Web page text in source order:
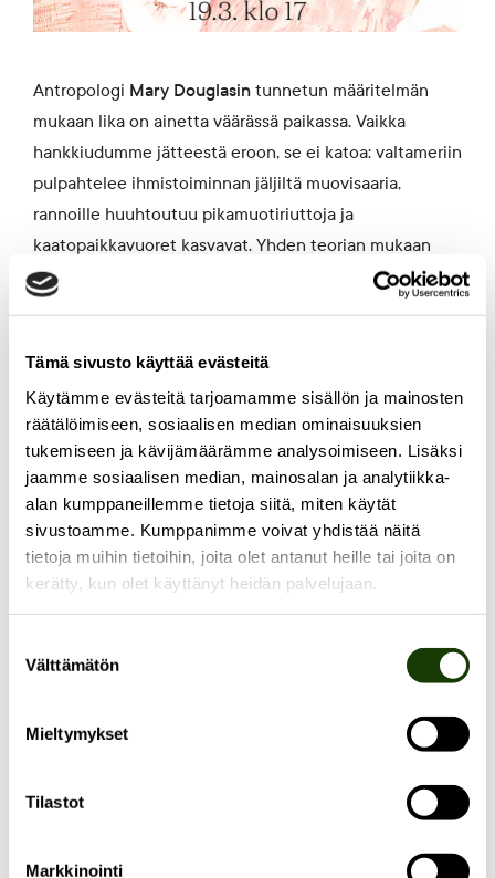
Tämä sivusto käyttää evästeitä
Käytämme evästeitä tarjoamamme sisällön ja mainosten
räätälöimiseen, sosiaalisen median ominaisuuksien
tukemiseen ja kävijämäärämme analysoimiseen. Lisäksi
jaamme sosiaalisen median, mainosalan ja analytiikka-
alan kumppaneillemme tietoja siitä, miten käytät
sivustoamme. Kumppanimme voivat yhdistää näitä
tietoja muihin tietoihin, joita olet antanut heille tai joita on
kerätty, kun olet käyttänyt heidän palvelujaan.
valinta
Välttämätön
Mieltymykset
Tilastot
Markkinointi
Antropologi Mary Douglasin tunnetun määritelmän
mukaan lika on ainetta väärässä paikassa. Vaikka
hankkiudumme jätteestä eroon, se ei katoa: valtameriin
pulpahtelee ihmistoiminnan jäljiltä muovisaaria,
rannoille huuhtoutuu pikamuotiriuttoja ja
kaatopaikkavuoret kasvavat. Yhden teorian mukaan
olemme siirtyneet kulutusyhteiskunnasta
Puistokatu 4:n suuressa jätekeskustelussa 19.3.
jätteestä keskustellaan niin filosofisella, poliittisella
kuin käytännöllisellä tasolla. Mukana ovat Puistokatu
4:n tutkijajäsen, sosiologian professori
Olli Pyyhtinen
alumnijäsenemme, toimittaja ja väitöskirjatutkijaAlma
Onali, 25 vuotta jätehuollon kehittämisen ja
rakennuttamisen projektipäällikkönä HSY:llä
työskennellytKirsi Karhusekä Puistokadun kirjastossa
samana iltana aukeavan Constellations-näyttelyn
AIKATAULU
17.00 Tervetuliaismaljat kirjastossa, tutustuminen Heidi
17.30 Keskustelutilaisuus 2. krs:n Jumppasalissa